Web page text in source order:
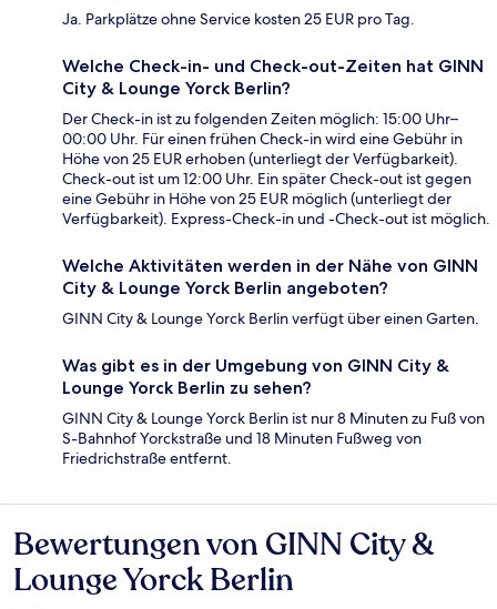
Ja. Parkplätze ohne Service kosten 25 EUR pro Tag.
Welche Check-in- und Check-out-Zeiten hat GINN
City & Lounge Yorck Berlin?
Der Check-in ist zu folgenden Zeiten möglich: 15:00 Uhr–
00:00 Uhr. Für einen frühen Check-in wird eine Gebühr in
Höhe von 25 EUR erhoben (unterliegt der Verfügbarkeit).
Check-out ist um 12:00 Uhr. Ein später Check-out ist gegen
eine Gebühr in Höhe von 25 EUR möglich (unterliegt der
Verfügbarkeit). Express-Check-in und -Check-out ist möglich.
Welche Aktivitäten werden in der Nähe von GINN
City & Lounge Yorck Berlin angeboten?
GINN City & Lounge Yorck Berlin verfügt über einen Garten.
Was gibt es in der Umgebung von GINN City &
Lounge Yorck Berlin zu sehen?
GINN City & Lounge Yorck Berlin ist nur 8 Minuten zu Fuß von
S-Bahnhof Yorckstraße und 18 Minuten Fußweg von
Friedrichstraße entfernt.
Bewertungen
Bewertungen von GINN City &
Lounge Yorck Berlin